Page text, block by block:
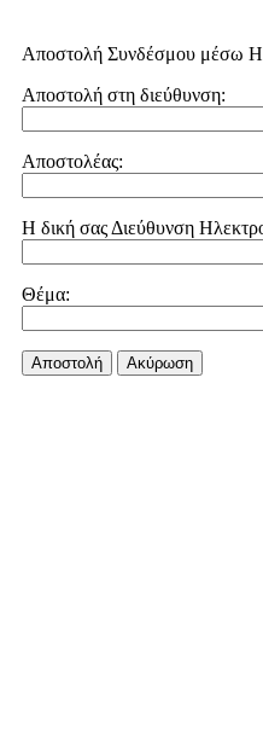
Αποστολή Συνδέσμου μέσω
Αποστολή στη διεύθυνση:
Αποστολέας:
Η δική σας Διεύθυνση
Θέμα:
Αποστολή Aκύρωση